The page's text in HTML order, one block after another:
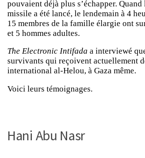
pouvaient déjà plus s’échapper. Quand
missile a été lancé, le lendemain à 4
15 membres de la famille élargie ont
et 5 hommes adultes.
The Electronic Intifada a interviewé
survivants qui reçoivent actuellement
international al-Helou, à Gaza même.
Voici leurs témoignages.
Hani Abu Nasr